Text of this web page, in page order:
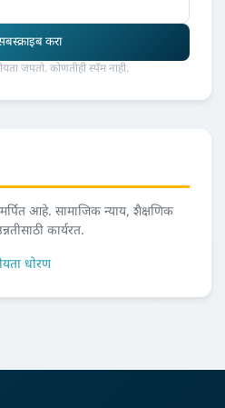
करा
जपतो. कोणतीही स्पॅम नाही.
आहे. सामाजिक न्याय, शैक्षणिक
कार्यरत.
धोरण